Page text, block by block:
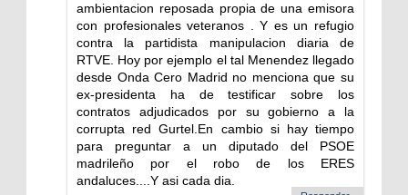
ambientacion reposada propia de una emisora
con profesionales veteranos . Y es un refugio
contra la partidista manipulacion diaria de
RTVE. Hoy por ejemplo el tal Menendez llegado
desde Onda Cero Madrid no menciona que su
ex-presidenta ha de testificar sobre los
contratos adjudicados por su gobierno a la
corrupta red Gurtel.En cambio si hay tiempo
para preguntar a un diputado del PSOE
madrileño por el robo de los ERES
andaluces....Y asi cada dia.